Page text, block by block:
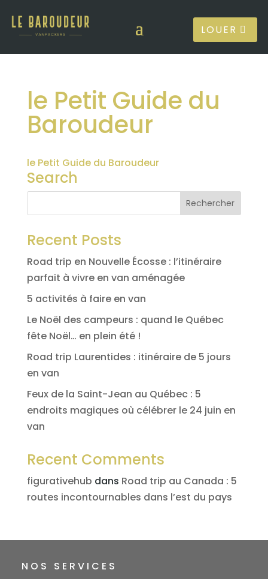
LOUER
le Petit Guide du
Baroudeur
le Petit Guide du Baroudeur
Search
Recent Posts
Road trip en Nouvelle Écosse : l’itinéraire
parfait à vivre en van aménagée
5 activités à faire en van
Le Noël des campeurs : quand le Québec
fête Noël… en plein été !
Road trip Laurentides : itinéraire de 5 jours
en van
Feux de la Saint-Jean au Québec : 5
endroits magiques où célébrer le 24 juin en
van
Recent Comments
figurativehub dans Road trip au Canada : 5
routes incontournables dans l’est du pays
NOS SERVICES